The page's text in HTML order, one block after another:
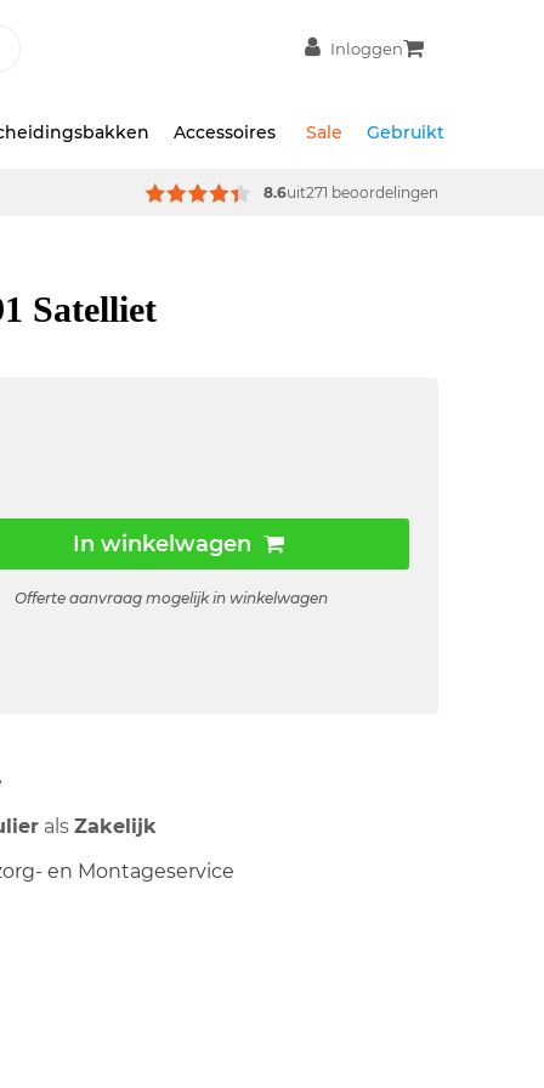
Inloggen
Accessoires Sale Gebruikt
8.6uit271 beoordelingen
Satelliet
In winkelwagen
Offerte aanvraag mogelijk in winkelwagen
alsZakelijk
en Montageservice